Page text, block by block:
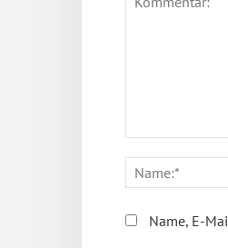
Name, E-